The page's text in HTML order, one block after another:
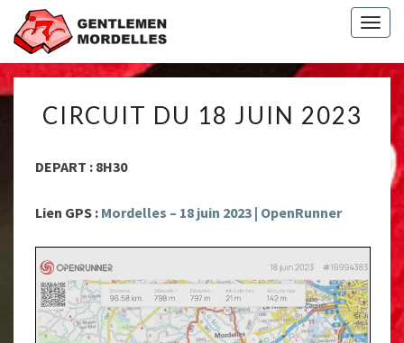
DU
CIRCUIT DU 18 JUIN 2023
DEPART : 8H30
Lien GPS : Mordelles – 18 juin 2023 | OpenRunner